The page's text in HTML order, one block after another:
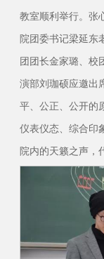
教室顺利举行。张
院团委书记梁延东
团团长金家璐、校
演部刘珈硕应邀出
平、公正、公开的
仪表仪态、综合印
院内的天籁之声，